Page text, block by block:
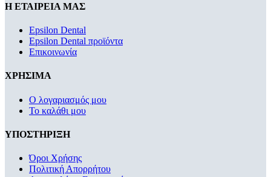
Η ΕΤΑΙΡΕΙΑ ΜΑΣ
Epsilon Dental
Epsilon Dental προϊόντα
Επικοινωνία
ΧΡΗΣΙΜΑ
Ο λογαριασμός μου
Το καλάθι μου
ΥΠΟΣΤΗΡΙΞΗ
Όροι Χρήσης
Πολιτική Απορρήτου